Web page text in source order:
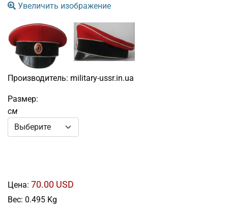
Увеличить изображение
Производитель: military-ussr.in.ua
Размер:
см
Цена: 70.00 USD
Вес: 0.495 Kg